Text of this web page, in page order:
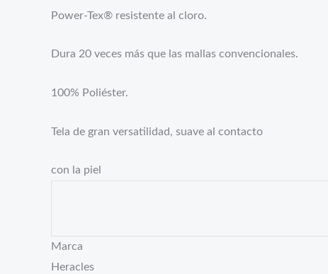
Power-Tex® resistente al cloro.
Dura 20 veces más que las mallas convencionales.
100% Poliéster.
Tela de gran versatilidad, suave al contacto
con la piel
Marca
Heracles